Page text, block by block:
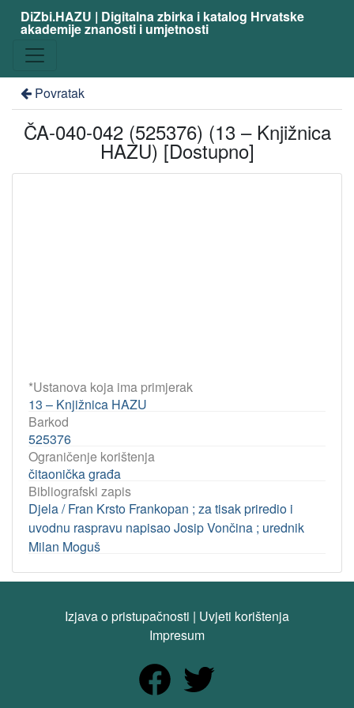
DiZbi.HAZU | Digitalna zbirka i katalog Hrvatske
akademije znanosti i umjetnosti
Povratak
ČA-040-042 (525376) (13 – Knjižnica
HAZU) [Dostupno]
*Ustanova koja ima primjerak
13 – Knjižnica HAZU
Barkod
525376
Ograničenje korištenja
čitaonička građa
Bibliografski zapis
Djela / Fran Krsto Frankopan ; za tisak priredio i
uvodnu raspravu napisao Josip Vončina ; urednik
Milan Moguš
Izjava o pristupačnosti | Uvjeti korištenja
Impresum